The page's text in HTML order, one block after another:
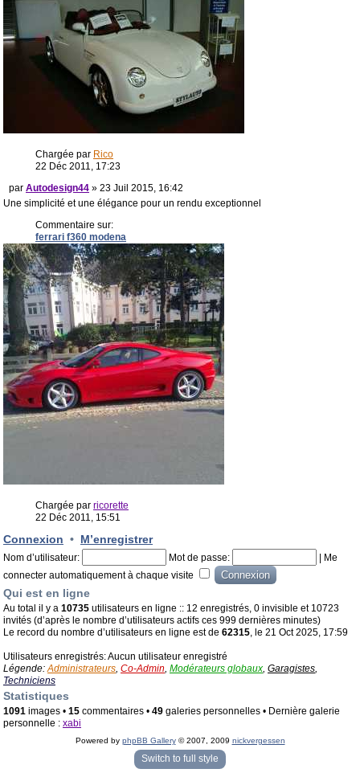
Chargée par Rico
22 Déc 2011, 17:23
par Autodesign44 » 23 Juil 2015, 16:42
Une simplicité et une élégance pour un rendu exceptionnel
Commentaire sur:
ferrari f360 modena
Chargée par ricorette
22 Déc 2011, 15:51
Connexion • M’enregistrer
Nom d’utilisateur: Mot de passe:
Me
connecter automatiquement à chaque visite
Qui est en ligne
Au total il y a 10735 utilisateurs en ligne :: 12 enregistrés, 0 invisible et 10723
invités (d’après le nombre d’utilisateurs actifs ces 999 dernières minutes)
Le record du nombre d’utilisateurs en ligne est de 62315, le 21 Oct 2025, 17:59
Utilisateurs enregistrés: Aucun utilisateur enregistré
Légende:Administrateurs, Co-Admin, Modérateurs globaux, Garagistes,
Techniciens
Statistiques
1091 images • 15 commentaires • 49 galeries personnelles • Dernière galerie
personnelle : xabi
Powered by phpBB Gallery© 2007, 2009 nickvergessen
« phpBB Gallery » - Traduction française par
darky
Switch to full style